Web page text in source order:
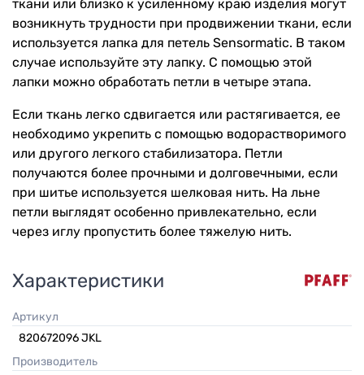
ткани или близко к усиленному краю изделия могут
возникнуть трудности при продвижении ткани, если
используется лапка для петель Sensormatic. В таком
случае используйте эту лапку. С помощью этой
лапки можно обработать петли в четыре этапа.
Если ткань легко сдвигается или растягивается, ее
необходимо укрепить с помощью водорастворимого
или другого легкого стабилизатора. Петли
получаются более прочными и долговечными, если
при шитье используется шелковая нить. На льне
петли выглядят особенно привлекательно, если
через иглу пропустить более тяжелую нить.
Характеристики
Артикул
820672096 JKL
Производитель